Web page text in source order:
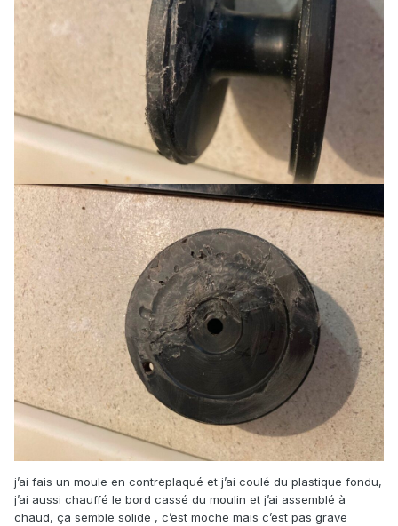
j’ai fais un moule en contreplaqué et j’ai coulé du plastique fondu,
j’ai aussi chauffé le bord cassé du moulin et j’ai assemblé à
chaud, ça semble solide , c’est moche mais c’est pas grave